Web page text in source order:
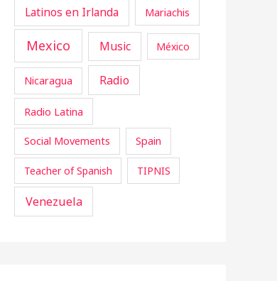
Latinos en Irlanda Mariachis
Mexico Music México
Nicaragua Radio
Radio Latina
Social Movements Spain
Teacher of Spanish TIPNIS
Venezuela